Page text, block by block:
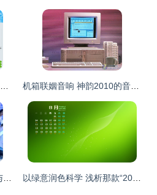
揭秘！老旧电脑玩LOL卡顿？教你几招实现“闪”速追敌 机箱联姻音响 神韵2010的音频革新与局限
国产高性能信创电脑 软件与辅助设备的生态赋能之路 以绿意润色科学 浅析那款“2014护眼桌面壁纸”的设计与启思